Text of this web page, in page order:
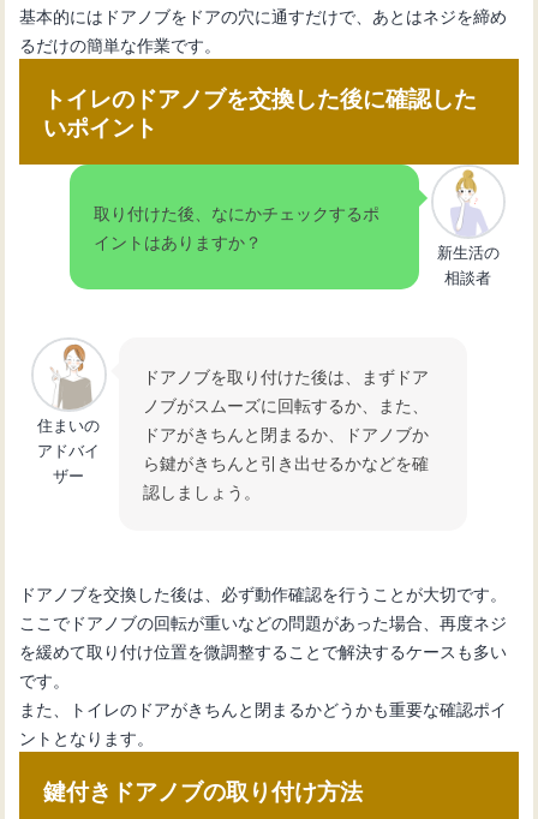
基本的にはドアノブをドアの穴に通すだけで、あとはネジを締め
るだけの簡単な作業です。
トイレのドアノブを交換した後に確認した
いポイント
取り付けた後、なにかチェックするポ
イントはありますか？
新生活の
相談者
住まいの
アドバイ
ザー
ドアノブを取り付けた後は、まずドア
ノブがスムーズに回転するか、また、
ドアがきちんと閉まるか、ドアノブか
ら鍵がきちんと引き出せるかなどを確
認しましょう。
ドアノブを交換した後は、必ず動作確認を行うことが大切です。
ここでドアノブの回転が重いなどの問題があった場合、再度ネジ
を緩めて取り付け位置を微調整することで解決するケースも多い
です。
また、トイレのドアがきちんと閉まるかどうかも重要な確認ポイ
ントとなります。
鍵付きドアノブの取り付け方法